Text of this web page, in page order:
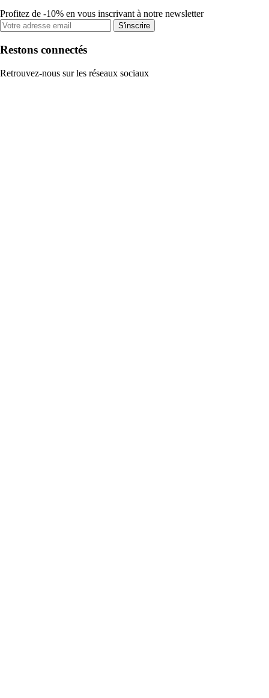
Profitez de -10% en vous inscrivant à notre newsletter
S'inscrire
Restons connectés
Retrouvez-nous sur les réseaux sociaux